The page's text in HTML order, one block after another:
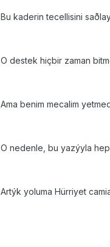
Bu kaderin tecellisini
O destek hiçbir zaman
Ama benim mecalim
O nedenle, bu yazýyla
Artýk yoluma Hürriyet